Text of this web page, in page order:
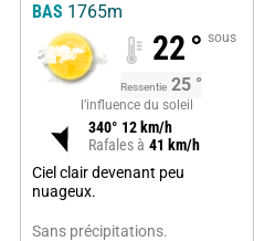
BAS 1765m
22 °
Ressentie 25 °
sous
l’influence du soleil
340° 12 km/h
Rafales à 41 km/h
Ciel clair devenant peu
nuageux.
Sans précipitations.